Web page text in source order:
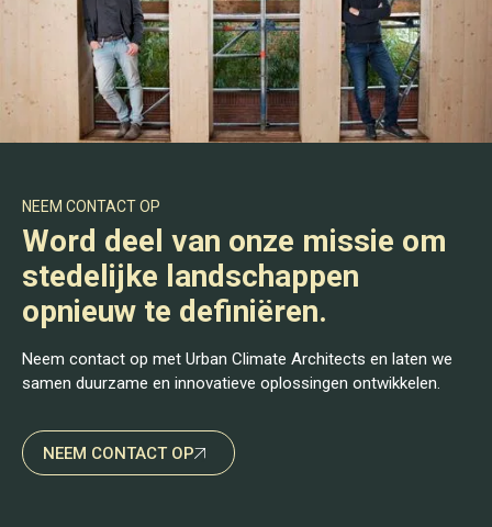
NEEM CONTACT OP
Word deel van onze missie om
stedelijke landschappen
opnieuw te definiëren.
Neem contact op met Urban Climate Architects en laten we
samen duurzame en innovatieve oplossingen ontwikkelen.
NEEM CONTACT OP